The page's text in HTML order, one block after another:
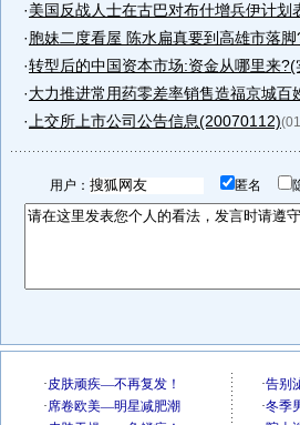
·美国反战人士在古巴对布什增兵伊计划
·胞妹二度看屋 陈水扁真要到高雄市落脚
·转型后的中国资本市场:资金从哪里来?(
·大力推进常用药零差率销售造福京城百
· 上交所上市公司公告信息(20070112)
用户： 匿名